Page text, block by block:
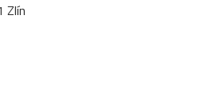
Zlín